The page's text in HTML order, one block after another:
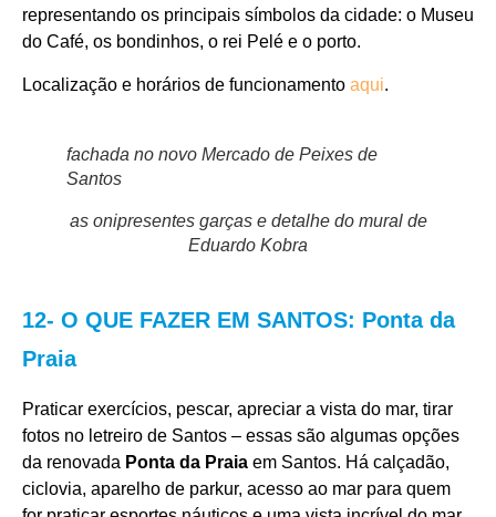
representando os principais símbolos da cidade: o Museu
do Café, os bondinhos, o rei Pelé e o porto.
Localização e horários de funcionamento aqui.
fachada no novo Mercado de Peixes de
Santos
as onipresentes garças e detalhe do mural de
Eduardo Kobra
12- O QUE FAZER EM SANTOS: Ponta da
Praia
Praticar exercícios, pescar, apreciar a vista do mar, tirar
fotos no letreiro de Santos – essas são algumas opções
da renovada Ponta da Praia em Santos. Há calçadão,
ciclovia, aparelho de parkur, acesso ao mar para quem